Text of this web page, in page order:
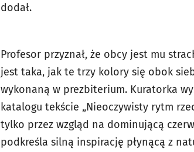
dodał.
Profesor przyznał, że obcy jest mu
jest taka, jak te trzy kolory się obok
wykonaną w prezbiterium. Kuratorka
katalogu tekście „Nieoczywisty rytm
tylko przez wzgląd na dominującą
podkreśla silną inspirację płynącą z